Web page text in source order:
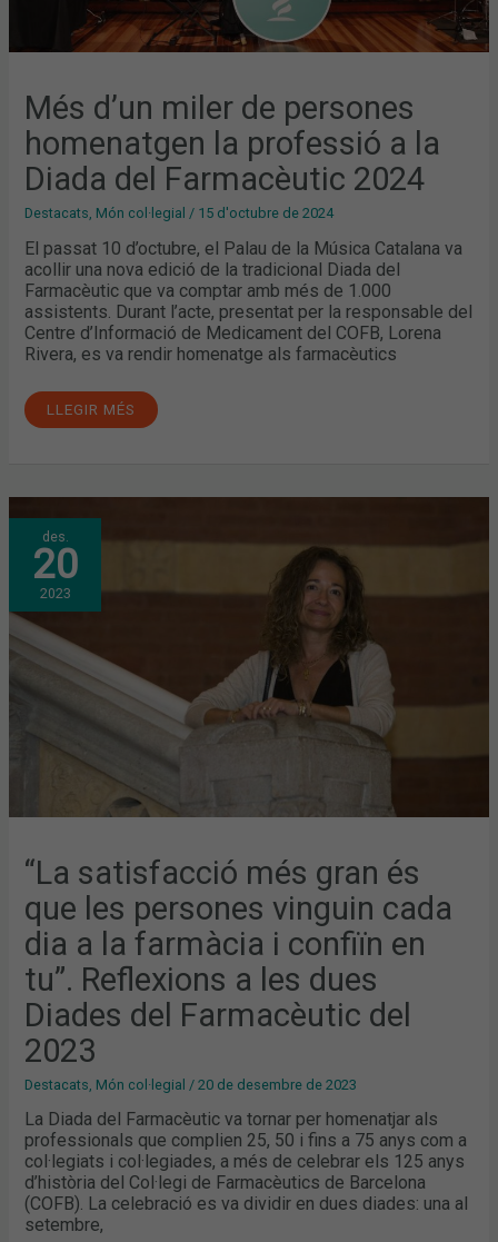
Més d’un miler de persones
homenatgen la professió a la
Diada del Farmacèutic 2024
Destacats Món col·legial / 15 d'octubre de 2024
El passat 10 d’octubre, el Palau de la Música Catalana va
acollir una nova edició de la tradicional Diada del
Farmacèutic que va comptar amb més de 1.000
assistents. Durant l’acte, presentat per la responsable del
Centre d’Informació de Medicament del COFB, Lorena
Rivera, es va rendir homenatge als farmacèutics
LLEGIR MÉS
des.
20
2023
“La satisfacció més gran és
que les persones vinguin cada
dia a la farmàcia i confiïn en
tu”. Reflexions a les dues
Diades del Farmacèutic del
2023
Destacats Món col·legial /20 de desembre de 2023
La Diada del Farmacèutic va tornar per homenatjar als
professionals que complien 25, 50 i fins a 75 anys com a
col·legiats i col·legiades, a més de celebrar els 125 anys
d’història del Col·legi de Farmacèutics de Barcelona
(COFB). La celebració es va dividir en dues diades: una al
setembre,
“LA
SATISFACCIÓ
MÉS
GRAN
ÉS
QUE
LES
PERSONES
VINGUIN
CADA
DIA
CONFIÏN
LES
FARMACÈUTIC
DEL
2023